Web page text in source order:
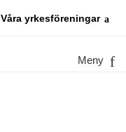
Våra yrkesföreningar
Meny